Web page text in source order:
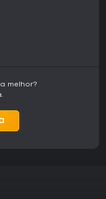
verdadeiro de dragão
aéreas integradas,
a experiência.
melhor?